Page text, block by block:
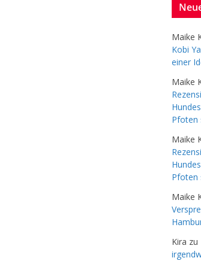
Maike
Kobi
einer
Maike
Pfoten
Maike
Pfoten
Maike
Kira zu